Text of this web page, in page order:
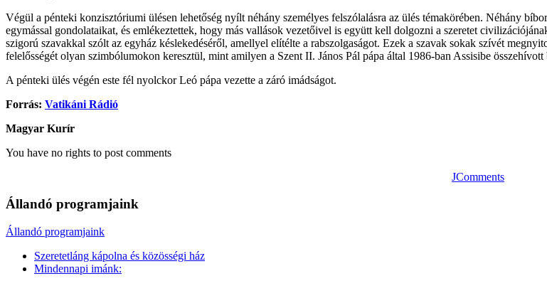
Végül a pénteki konzisztóriumi ülésen lehetőség nyílt néhány személyes felszólalásra az ülés témakörében. Néhány
egymással gondolataikat, és emlékeztettek, hogy más vallások vezetőivel is együtt kell dolgozni a szeretet
szigorú szavakkal szólt az egyház késlekedéséről, amellyel elítélte a rabszolgaságot. Ezek a szavak sokak szívét
felelősségét olyan szimbólumokon keresztül, mint amilyen a Szent II. János Pál pápa által 1986-ban Assisibe
A pénteki ülés végén este fél nyolckor Leó pápa vezette a záró imádságot.
Forrás: Vatikáni Rádió
Magyar Kurír
You have no rights to post comments
JComments
Állandó programjaink
Állandó programjaink
Szeretetláng kápolna és közösségi ház
Mindennapi imánk: